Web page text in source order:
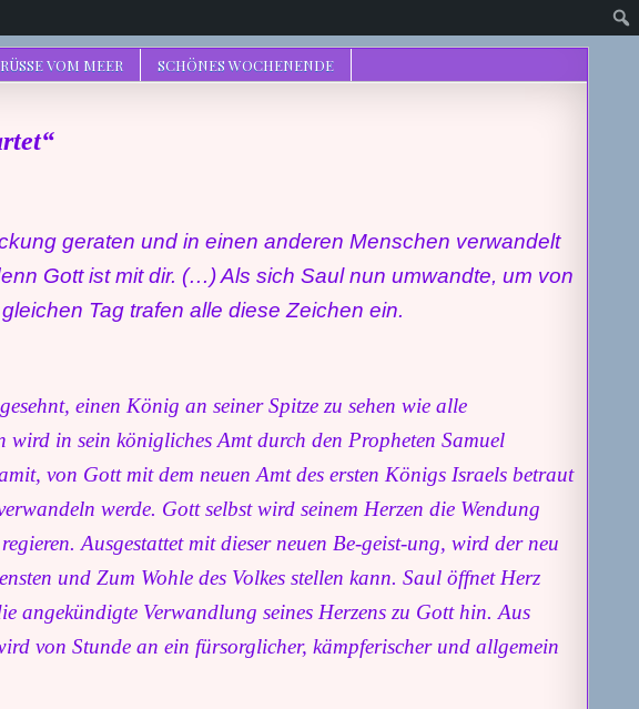
VOM MEER SCHÖNES WOCHENENDE
geraten und in einen anderen Menschen verwandelt
Gott ist mit dir. (…) Als sich Saul nun umwandte, um von
Tag trafen alle diese Zeichen ein.
einen König an seiner Spitze zu sehen wie alle
in sein königliches Amt durch den Propheten Samuel
von Gott mit dem neuen Amt des ersten Königs Israels betraut
werde. Gott selbst wird seinem Herzen die Wendung
Ausgestattet mit dieser neuen Be-geist-ung, wird der neu
und Zum Wohle des Volkes stellen kann. Saul öffnet Herz
angekündigte Verwandlung seines Herzens zu Gott hin. Aus
von Stunde an ein fürsorglicher, kämpferischer und allgemein